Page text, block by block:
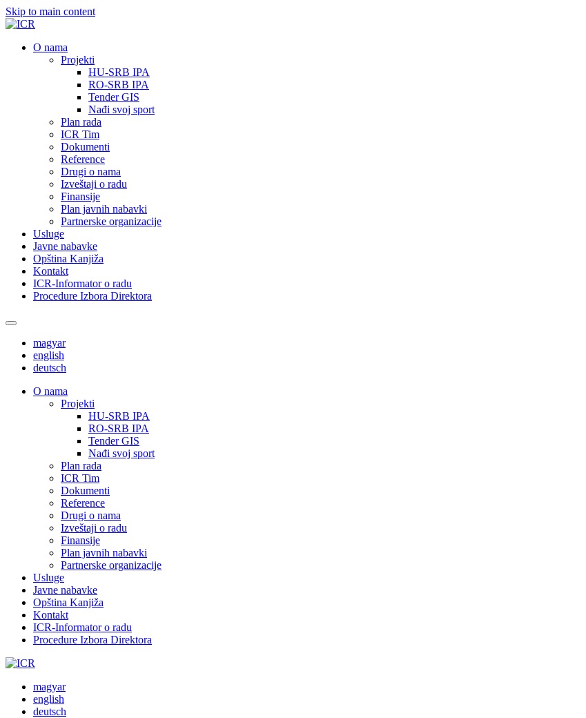
Skip to main content
О nama
Projekti
HU-SRB IPA
RO-SRB IPA
Tender GIS
Nađi svoj sport
Plan rada
ICR Tim
Dokumenti
Reference
Drugi o nama
Izveštaji o radu
Finansije
Plan javnih nabavki
Partnerske organizacije
Usluge
Javne nabavke
Opština Kanjiža
Kontakt
ICR-Informator o radu
Procedure Izbora Direktora
magyar
english
deutsch
О nama
Projekti
HU-SRB IPA
RO-SRB IPA
Tender GIS
Nađi svoj sport
Plan rada
ICR Tim
Dokumenti
Reference
Drugi o nama
Izveštaji o radu
Finansije
Plan javnih nabavki
Partnerske organizacije
Usluge
Javne nabavke
Opština Kanjiža
Kontakt
ICR-Informator o radu
Procedure Izbora Direktora
magyar
english
deutsch